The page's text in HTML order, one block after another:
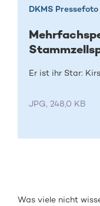
DKMS Pressefoto
Er ist ihr Star:
JPG, 248,0 KB
Was viele nicht